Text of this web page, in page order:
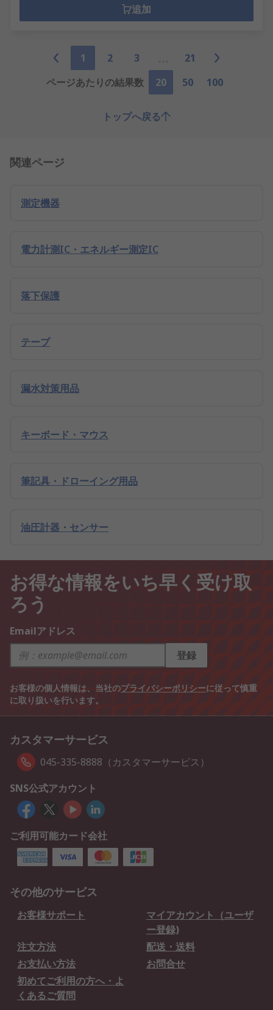
追加
1 2 3
21
ページあたりの結果数
20 50 100
トップへ戻る
関連ページ
測定機器
電力計測IC・エネルギー測定IC
落下保護
テープ
漏水対策用品
キーボード・マウス
筆記具・ドローイング用品
油圧計器・センサー
お得な情報をいち早く受け取
ろう
Emailアドレス
登録
お客様の個人情報は、当社のプライバシーポリシーに従って慎重
に取り扱いを行います。
カスタマーサービス
045-335-8888（カスタマーサービス）
SNS公式アカウント
ご利用可能カード会社
その他のサービス
お客様サポート
マイアカウント（ユーザ
ー登録)
注文方法
配送・送料
お支払い方法
お問合せ
初めてご利用の方へ・よ
くあるご質問